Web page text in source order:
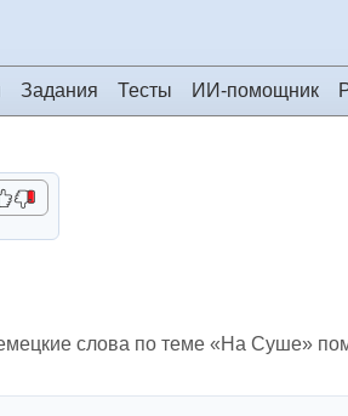
Задания Тесты ИИ-помощник
слова по теме «На Суше»